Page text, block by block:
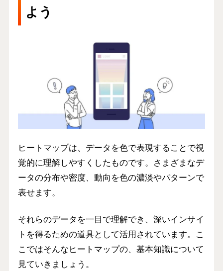
よう
ヒートマップは、 データを色で表現することで視
覚的に理解しやすくしたものです。さまざまなデ
ータの分布や密度、動向を色の濃淡やパターンで
表せます。
それらのデータを一目で理解でき、深いインサイ
トを得るための道具として活用されています。こ
こではそんなヒートマップの、基本知識について
見ていきましょう。